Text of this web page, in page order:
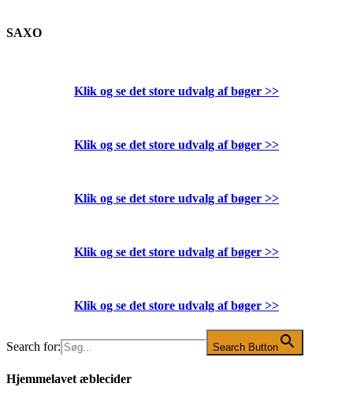
SAXO
Klik og se det store udvalg af bøger >>
Klik og se det store udvalg af bøger >>
Klik og se det store udvalg af bøger >>
Klik og se det store udvalg af bøger >>
Klik og se det store udvalg af bøger >>
Search for: Search Button
Hjemmelavet æblecider